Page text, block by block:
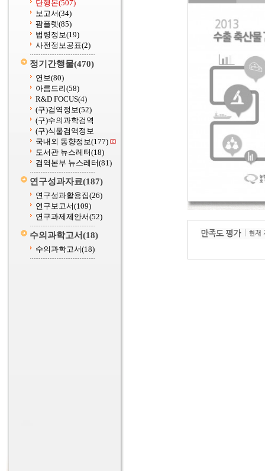
단행본(507)
보고서(34)
팜플렛(85)
법령정보(19)
사전정보공표(2)
정기간행물(470)
연보(80)
아름드리(58)
R&D FOCUS(4)
(구)검역정보(52)
(구)수의과학검역
(구)식물검역정보
국내외 동향정보(177)
도서관 뉴스레터(18)
검역본부 뉴스레터(81)
연구성과자료(187)
연구성과활용집(26)
연구보고서(109)
연구과제제안서(52)
수의과학고서(18)
수의과학고서(18)